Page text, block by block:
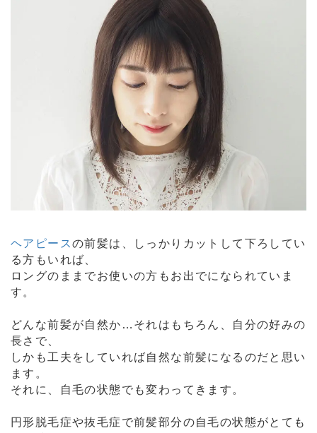
ヘアピースの前髪は、しっかりカットして下ろしてい
る方もいれば、
ロングのままでお使いの方もお出でになられていま
す。
どんな前髪が自然か…それはもちろん、自分の好みの
長さで、
しかも工夫をしていれば自然な前髪になるのだと思い
ます。
それに、自毛の状態でも変わってきます。
円形脱毛症や抜毛症で前髪部分の自毛の状態がとても